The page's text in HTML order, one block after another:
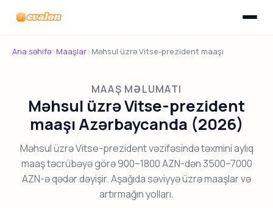
Evalon
Ana səhifə›Maaşlar›Məhsul üzrə Vitse-prezident maaşı
MAAŞ MƏLUMATI
Məhsul üzrə Vitse-prezident
maaşı Azərbaycanda (2026)
Məhsul üzrə Vitse-prezident vəzifəsində təxmini aylıq
maaş təcrübəyə görə 900–1800 AZN-dən 3500–7000
AZN-ə qədər dəyişir. Aşağıda səviyyə üzrə maaşlar və
artırmağın yolları.